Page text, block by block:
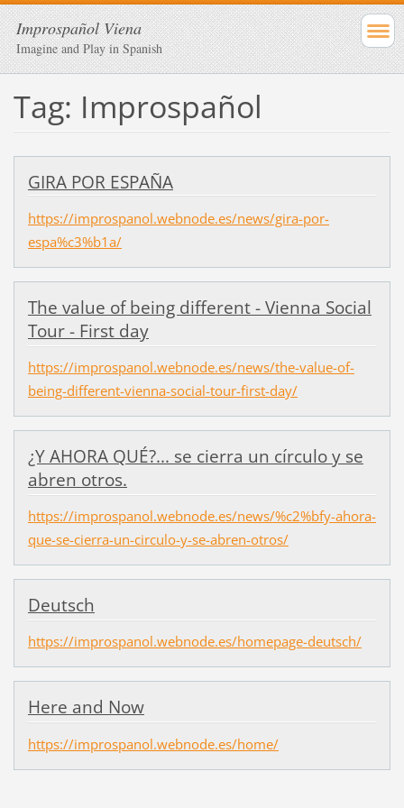
Improspañol Viena
Imagine and Play in Spanish
Tag: Improspañol
GIRA POR ESPAÑA
https://improspanol.webnode.es/news/gira-por-
espa%c3%b1a/
The value of being different - Vienna Social
Tour - First day
https://improspanol.webnode.es/news/the-value-of-
being-different-vienna-social-tour-first-day/
¿Y AHORA QUÉ?... se cierra un círculo y se
abren otros.
https://improspanol.webnode.es/news/%c2%bfy-ahora-
que-se-cierra-un-circulo-y-se-abren-otros/
Deutsch
https://improspanol.webnode.es/homepage-deutsch/
Here and Now
https://improspanol.webnode.es/home/